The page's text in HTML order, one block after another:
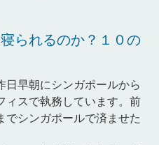
られるのか？１０の
日早朝にシンガポールから
ィスで執務しています。前
でシンガポールで済ませた